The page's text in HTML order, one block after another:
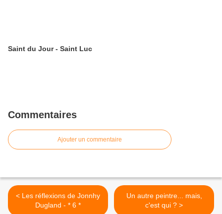
Saint du Jour - Saint Luc
Commentaires
Ajouter un commentaire
< Les réflexions de Jonnhy
Dugland - * 6 *
Un autre peintre... mais,
c'est qui ? >